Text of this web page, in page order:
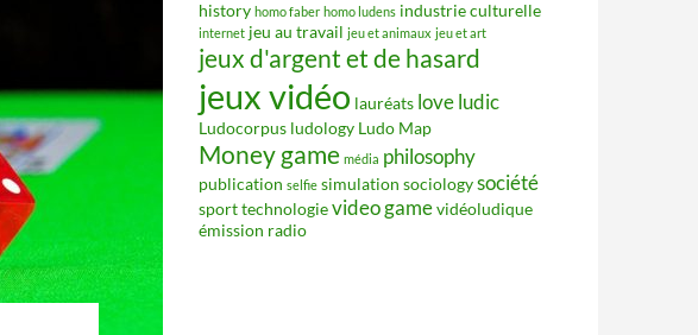
history homo faber homo ludens industrie culturelle
internet jeu au travail jeu et animaux jeu et art
jeux d'argent et de hasard
jeux vidéo lauréats loveludic
Ludocorpus ludology Ludo Map
Money game média philosophy
publication selfie simulation sociologysociété
sporttechnologievideo gamevidéoludique
émission radio